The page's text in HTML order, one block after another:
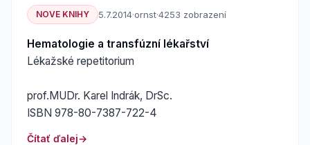
NOVE KNIHY 5.7.2014·ornst·4253 zobrazení
Hematologie a transfúzní lékařství
Lékažské repetitorium
prof.MUDr. Karel Indrák, DrSc.
ISBN 978-80-7387-722-4
Čítať ďalej